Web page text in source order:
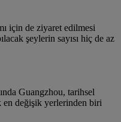
için de ziyaret edilmesi
şeylerin sayısı hiç de az
Guangzhou, tarihsel
en değişik yerlerinden biri